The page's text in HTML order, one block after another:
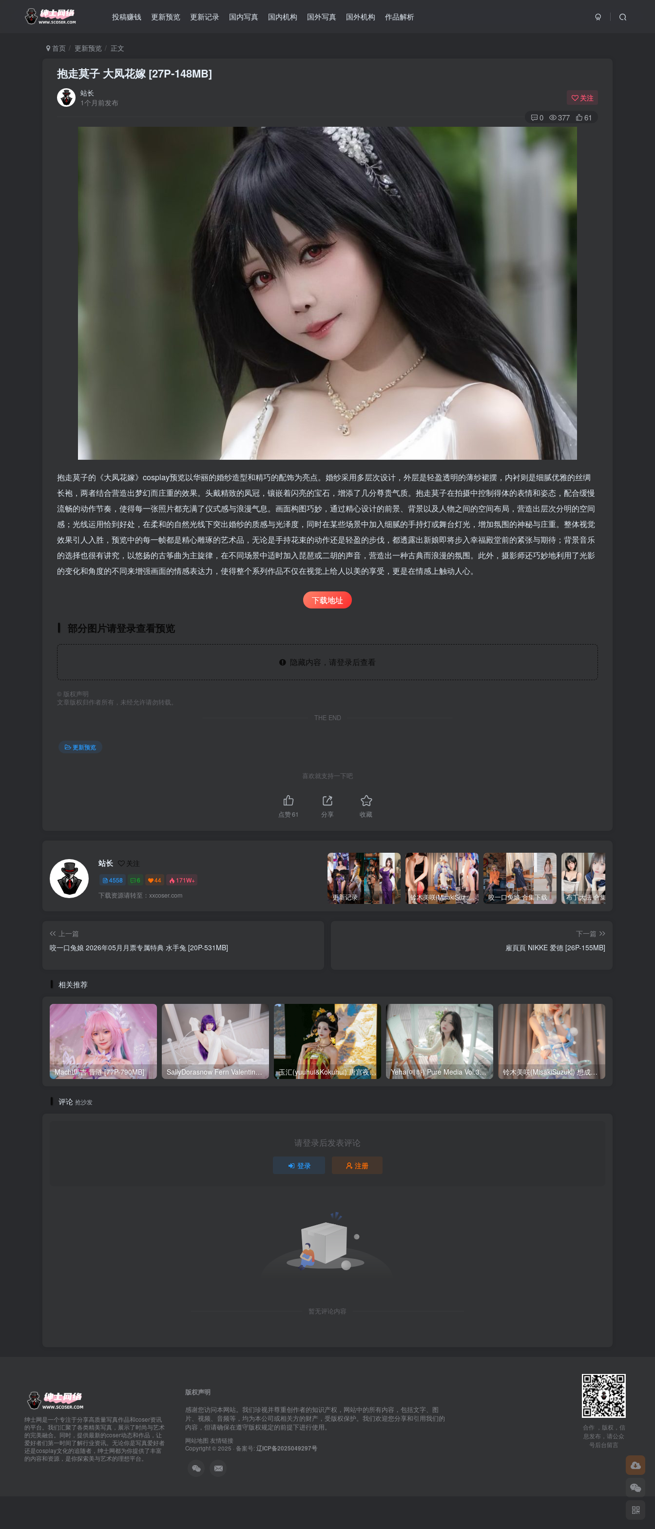
投稿赚钱 更新预览 更新记录 国内写真 国内机构 国外写真 国外机构 作品解析
首页 更新预览 正文
抱走莫子 大凤花嫁 [27P-148MB]
站长
1个月前发布
关注
0 377 61
抱走莫子的《大凤花嫁》cosplay预览以华丽的婚纱造型和精巧的配饰为亮点。婚纱采用多层次设计，外层是轻盈透明的薄纱裙摆，内衬则是细腻优雅的丝绸
长袍，两者结合营造出梦幻而庄重的效果。头戴精致的凤冠，镶嵌着闪亮的宝石，增添了几分尊贵气质。抱走莫子在拍摄中控制得体的表情和姿态，配合缓慢
流畅的动作节奏，使得每一张照片都充满了仪式感与浪漫气息。画面构图巧妙，通过精心设计的前景、背景以及人物之间的空间布局，营造出层次分明的空间
感；光线运用恰到好处，在柔和的自然光线下突出婚纱的质感与光泽度，同时在某些场景中加入细腻的手持灯或舞台灯光，增加氛围的神秘与庄重。整体视觉
效果引人入胜，预览中的每一帧都是精心雕琢的艺术品，无论是手持花束的动作还是轻盈的步伐，都透露出新娘即将步入幸福殿堂前的紧张与期待；背景音乐
的选择也很有讲究，以悠扬的古筝曲为主旋律，在不同场景中适时加入琵琶或二胡的声音，营造出一种古典而浪漫的氛围。此外，摄影师还巧妙地利用了光影
的变化和角度的不同来增强画面的情感表达力，使得整个系列作品不仅在视觉上给人以美的享受，更是在情感上触动人心。
下载地址
部分图片请登录查看预览
隐藏内容，请登录后查看
© 版权声明
文章版权归作者所有，未经允许请勿转载。
THE END
更新预览
喜欢就支持一下吧
点赞61 分享 收藏
站长 关注
4558 6 44 171W+
下载资源请转至：xxcoser.com 更新记录 铃木美咲(MisakiSuzuki) 合集下载 咬一口兔娘 合集下载 布丁大法 合集下载
上一篇
咬一口兔娘 2026年05月月票专属特典 水手兔 [20P-531MB]
下一篇
雇頁頁 NIKKE 爱德 [26P-155MB]
相关推荐
Machi馬吉 昔涟 [77P-790MB] SallyDorasnow Fern Valentine [50P-353MB] 玉汇(yuuhui&Kokuhui) 唐宫夜宴 [136P-1.47GB] Yeha(예하) Pure Media Vol.321 Your Majesty [119P-145MB] 铃木美咲(MisakiSuzuki) 想成为你的偶像（大耳狗瑶篇） [27P-1V-2.24GB]
评论 抢沙发
请登录后发表评论
登录 注册
暂无评论内容
绅士网是一个专注于分享高质量写真作品和coser资讯
的平台。我们汇聚了各类精美写真，展示了时尚与艺术
的完美融合。同时，提供最新的coser动态和作品，让
爱好者们第一时间了解行业资讯。无论你是写真爱好者
还是cosplay文化的追随者，绅士网都为你提供了丰富
的内容和资源，是你探索美与艺术的理想平台。
版权声明
感谢您访问本网站。我们珍视并尊重创作者的知识产权，网站中的所有内容，包括文字、图
片、视频、音频等，均为本公司或相关方的财产，受版权保护。我们欢迎您分享和引用我们的
内容，但请确保在遵守版权规定的前提下进行使用。
网站地图 友情链接
Copyright © 2025 · 备案号: 辽ICP备2025049297号
合作 ，版权，信
息发布，请公众
号后台留言